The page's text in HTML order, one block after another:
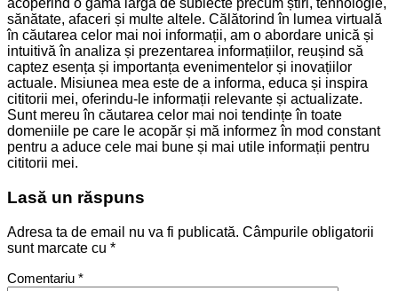
acoperind o gamă largă de subiecte precum știri, tehnologie,
sănătate, afaceri și multe altele. Călătorind în lumea virtuală
în căutarea celor mai noi informații, am o abordare unică și
intuitivă în analiza și prezentarea informațiilor, reușind să
captez esența și importanța evenimentelor și inovațiilor
actuale. Misiunea mea este de a informa, educa și inspira
cititorii mei, oferindu-le informații relevante și actualizate.
Sunt mereu în căutarea celor mai noi tendințe în toate
domeniile pe care le acopăr și mă informez în mod constant
pentru a aduce cele mai bune și mai utile informații pentru
cititorii mei.
Lasă un răspuns
Adresa ta de email nu va fi publicată. Câmpurile obligatorii
sunt marcate cu *
Comentariu *